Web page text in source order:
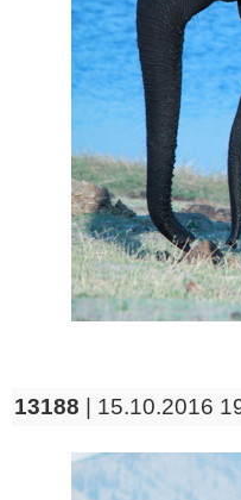
13188 | 15.10.2016